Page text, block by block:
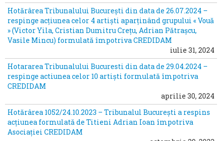
Hotărârea Tribunalului București din data de 26.07.2024 –
respinge acțiunea celor 4 artiști aparținând grupului « Vouă
» (Victor Yila, Cristian Dumitru Crețu, Adrian Pătrașcu,
Vasile Mincu) formulată împotriva CREDIDAM
iulie 31, 2024
Hotararea Tribunalului Bucuresti din data de 29.04.2024 –
respinge actiunea celor 10 artiști formulată împotriva
CREDIDAM
aprilie 30, 2024
Hotărârea 1052/24.10.2023 – Tribunalul București a respins
acțiunea formulată de Titieni Adrian Ioan împotriva
Asociației CREDIDAM